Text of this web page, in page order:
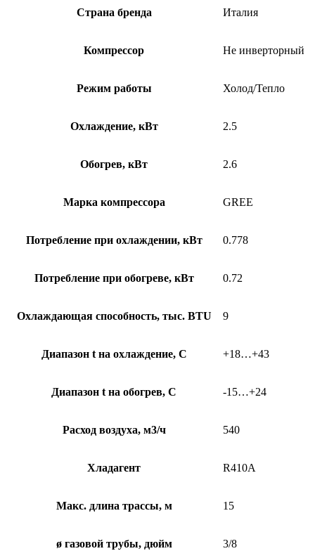
Страна бренда Италия
Компрессор Не инверторный
Режим работы Холод/Тепло
Охлаждение, кВт 2.5
Обогрев, кВт 2.6
Марка компрессора GREE
Потребление при охлаждении, кВт 0.778
Потребление при обогреве, кВт 0.72
Охлаждающая способность, тыс. BTU 9
Диапазон t на охлаждение, С +18…+43
Диапазон t на обогрев, С -15…+24
Расход воздуха, м3/ч 540
Хладагент R410A
Макс. длина трассы, м 15
ø газовой трубы, дюйм 3/8